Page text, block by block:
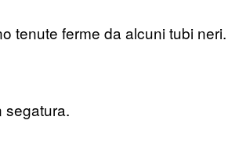
tenute ferme da alcuni tubi neri.
segatura.